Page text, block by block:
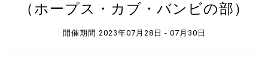
（ホープス・カブ・バンビの部）
開催期間 2023年07月28日 - 07月30日